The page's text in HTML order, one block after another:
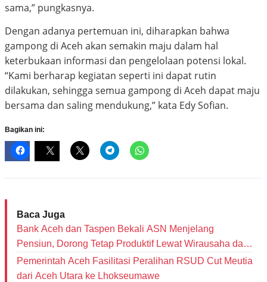
sama,” pungkasnya.
Dengan adanya pertemuan ini, diharapkan bahwa
gampong di Aceh akan semakin maju dalam hal
keterbukaan informasi dan pengelolaan potensi lokal.
“Kami berharap kegiatan seperti ini dapat rutin
dilakukan, sehingga semua gampong di Aceh dapat maju
bersama dan saling mendukung,” kata Edy Sofian.
Bagikan ini:
Baca Juga
Bank Aceh dan Taspen Bekali ASN Menjelang
Pensiun, Dorong Tetap Produktif Lewat Wirausaha dan
Literasi Keuangan
Pemerintah Aceh Fasilitasi Peralihan RSUD Cut Meutia
dari Aceh Utara ke Lhokseumawe